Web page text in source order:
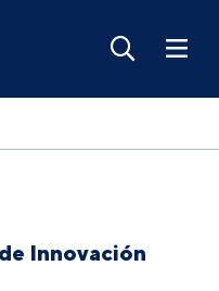
Innovación